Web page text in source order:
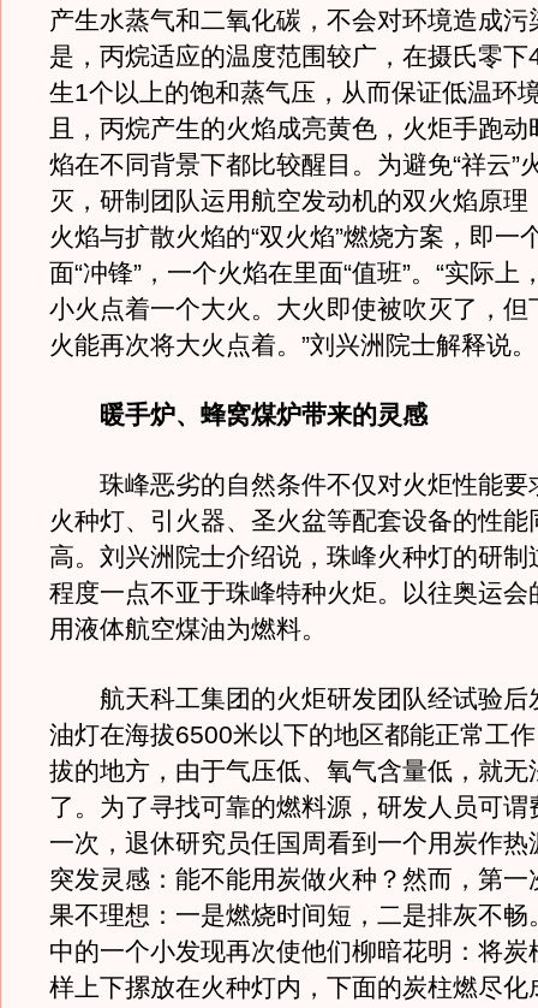
产生水蒸气和二氧化碳，不会对环境造成污
是，丙烷适应的温度范围较广，在摄氏零下
生1个以上的饱和蒸气压，从而保证低温环
且，丙烷产生的火焰成亮黄色，火炬手跑动
焰在不同背景下都比较醒目。为避免“祥云”
灭，研制团队运用航空发动机的双火焰原理
火焰与扩散火焰的“双火焰”燃烧方案，即一
面“冲锋”，一个火焰在里面“值班”。“实际上
小火点着一个大火。大火即使被吹灭了，但
火能再次将大火点着。”刘兴洲院士解释说。
暖手炉、蜂窝煤炉带来的灵感
珠峰恶劣的自然条件不仅对火炬性能要
火种灯、引火器、圣火盆等配套设备的性能
高。刘兴洲院士介绍说，珠峰火种灯的研制
程度一点不亚于珠峰特种火炬。以往奥运会
用液体航空煤油为燃料。
航天科工集团的火炬研发团队经试验后
油灯在海拔6500米以下的地区都能正常工
拔的地方，由于气压低、氧气含量低，就无
了。为了寻找可靠的燃料源，研发人员可谓
一次，退休研究员任国周看到一个用炭作热
突发灵感：能不能用炭做火种？然而，第一
果不理想：一是燃烧时间短，二是排灰不畅
中的一个小发现再次使他们柳暗花明：将炭
样上下摞放在火种灯内，下面的炭柱燃尽化